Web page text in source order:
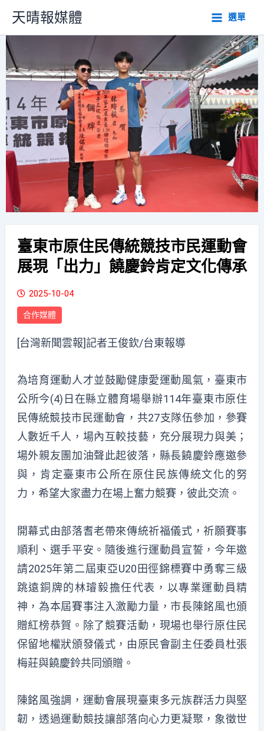
主
要
容
天晴報媒體 選單
臺東市原住民傳統競技市民運動會
展現「出力」饒慶鈴肯定文化傳承
2025-10-04
合作媒體
[台灣新聞雲報]記者王俊欽/台東報導
為培育運動人才並鼓勵健康愛運動風氣，臺東市
公所今(4)日在縣立體育場舉辦114年臺東市原住
民傳統競技市民運動會，共27支隊伍參加，參賽
人數近千人，場內互較技藝，充分展現力與美；
場外親友團加油聲此起彼落，縣長饒慶鈴應邀參
與，肯定臺東市公所在原住民族傳統文化的努
力，希望大家盡力在場上奮力競賽，彼此交流。
開幕式由部落耆老帶來傳統祈福儀式，祈願賽事
順利、選手平安。隨後進行運動員宣誓，今年邀
請2025年第二屆東亞U20田徑錦標賽中勇奪三級
跳遠銅牌的林璿毅擔任代表，以專業運動員精
神，為本屆賽事注入激勵力量，市長陳銘風也頒
贈紅榜恭賀。除了競賽活動，現場也舉行原住民
保留地權狀頒發儀式，由原民會副主任委員杜張
梅莊與饒慶鈴共同頒贈。
陳銘風強調，運動會展現臺東多元族群活力與堅
韌，透過運動競技讓部落向心力更凝聚，象徵世